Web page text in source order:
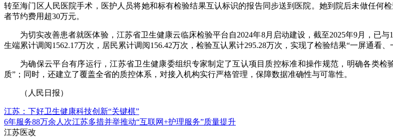
转至海门区人民医院手术，医护人员将她和标有检验结果互认标识的报告同步送到医院。她到院后未做任何
者节约费用超30万元。
为切实改善患者就医体验，江苏省卫生健康云临床检验平台自2024年8月启动建设，截至2025年9月，已
生端累计调阅1562.17万次，居民累计调阅156.42万次，检验互认累计295.28万次，实现了检验结果“一屏通看、
为确保云平台有序运行，江苏省卫生健康委组织专家制定了互认项目质控标准和操作规范，明确各类
质”；同时，还建立了覆盖全省的质控体系，对接入机构实行严格管理，保障数据准确性与可靠性。
（人民日报）
江苏：下好卫生健康科技创新“关键棋”
6年服务88万余人次江苏多措并举推动“互联网+护理服务”质量提升
江苏医改